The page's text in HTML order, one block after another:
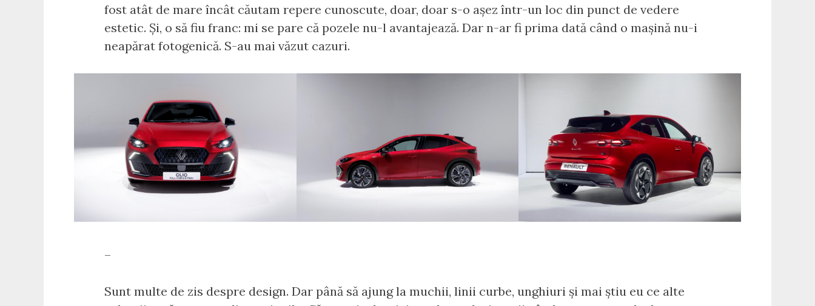
fost atât de mare încât căutam repere cunoscute, doar, doar s-o așez într-un loc din punct de vedere
estetic. Și, o să fiu franc: mi se pare că pozele nu-l avantajează. Dar n-ar fi prima dată când o mașină nu-i
neapărat fotogenică. S-au mai văzut cazuri.
–
Sunt multe de zis despre design. Dar până să ajung la muchii, linii curbe, unghiuri și mai știu eu ce alte